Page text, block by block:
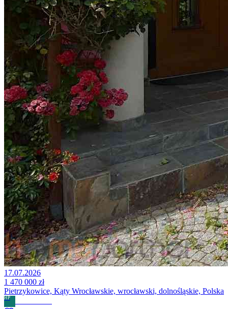
17.07.2026
1 470 000 zł
Pietrzykowice, Kąty Wrocławskie, wrocławski, dolnośląskie, Polska
HP